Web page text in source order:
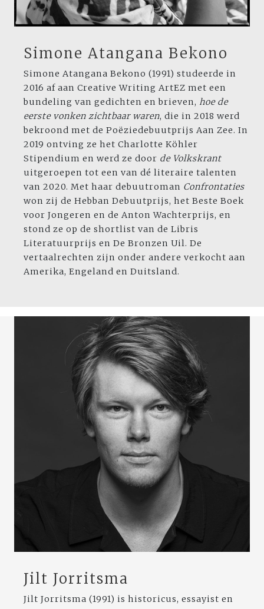
Simone Atangana Bekono
Simone Atangana Bekono (1991) studeerde in
2016 af aan Creative Writing ArtEZ met een
bundeling van gedichten en brieven, hoe de
eerste vonken zichtbaar waren, die in 2018 werd
bekroond met de Poëziedebuutprijs Aan Zee. In
2019 ontving ze het Charlotte Köhler
Stipendium en werd ze door de Volkskrant
uitgeroepen tot een van dé literaire talenten
van 2020. Met haar debuutroman Confrontaties
won zij de Hebban Debuutprijs, het Beste Boek
voor Jongeren en de Anton Wachterprijs, en
stond ze op de shortlist van de Libris
Literatuurprijs en De Bronzen Uil. De
vertaalrechten zijn onder andere verkocht aan
Amerika, Engeland en Duitsland.
Jilt Jorritsma
Jilt Jorritsma (1991) is historicus, essayist en